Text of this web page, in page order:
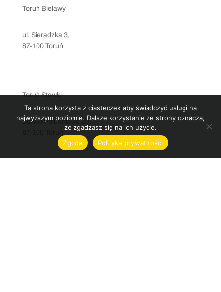
Toruń Bielawy
ul. Sieradzka 3,
87-100 Toruń
Toruń Stawki
Stawki Południowe 20,
stawki@levelsport.pl
Ta strona korzysta z ciasteczek aby świadczyć usługi na
najwyższym poziomie. Dalsze korzystanie ze strony oznacza,
że zgadzasz się na ich użycie.
Zgoda
Polityka prywatności